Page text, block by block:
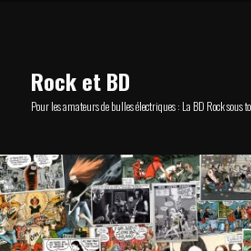
Rock et BD
Pour les amateurs de bulles électriques : La BD Rock sous